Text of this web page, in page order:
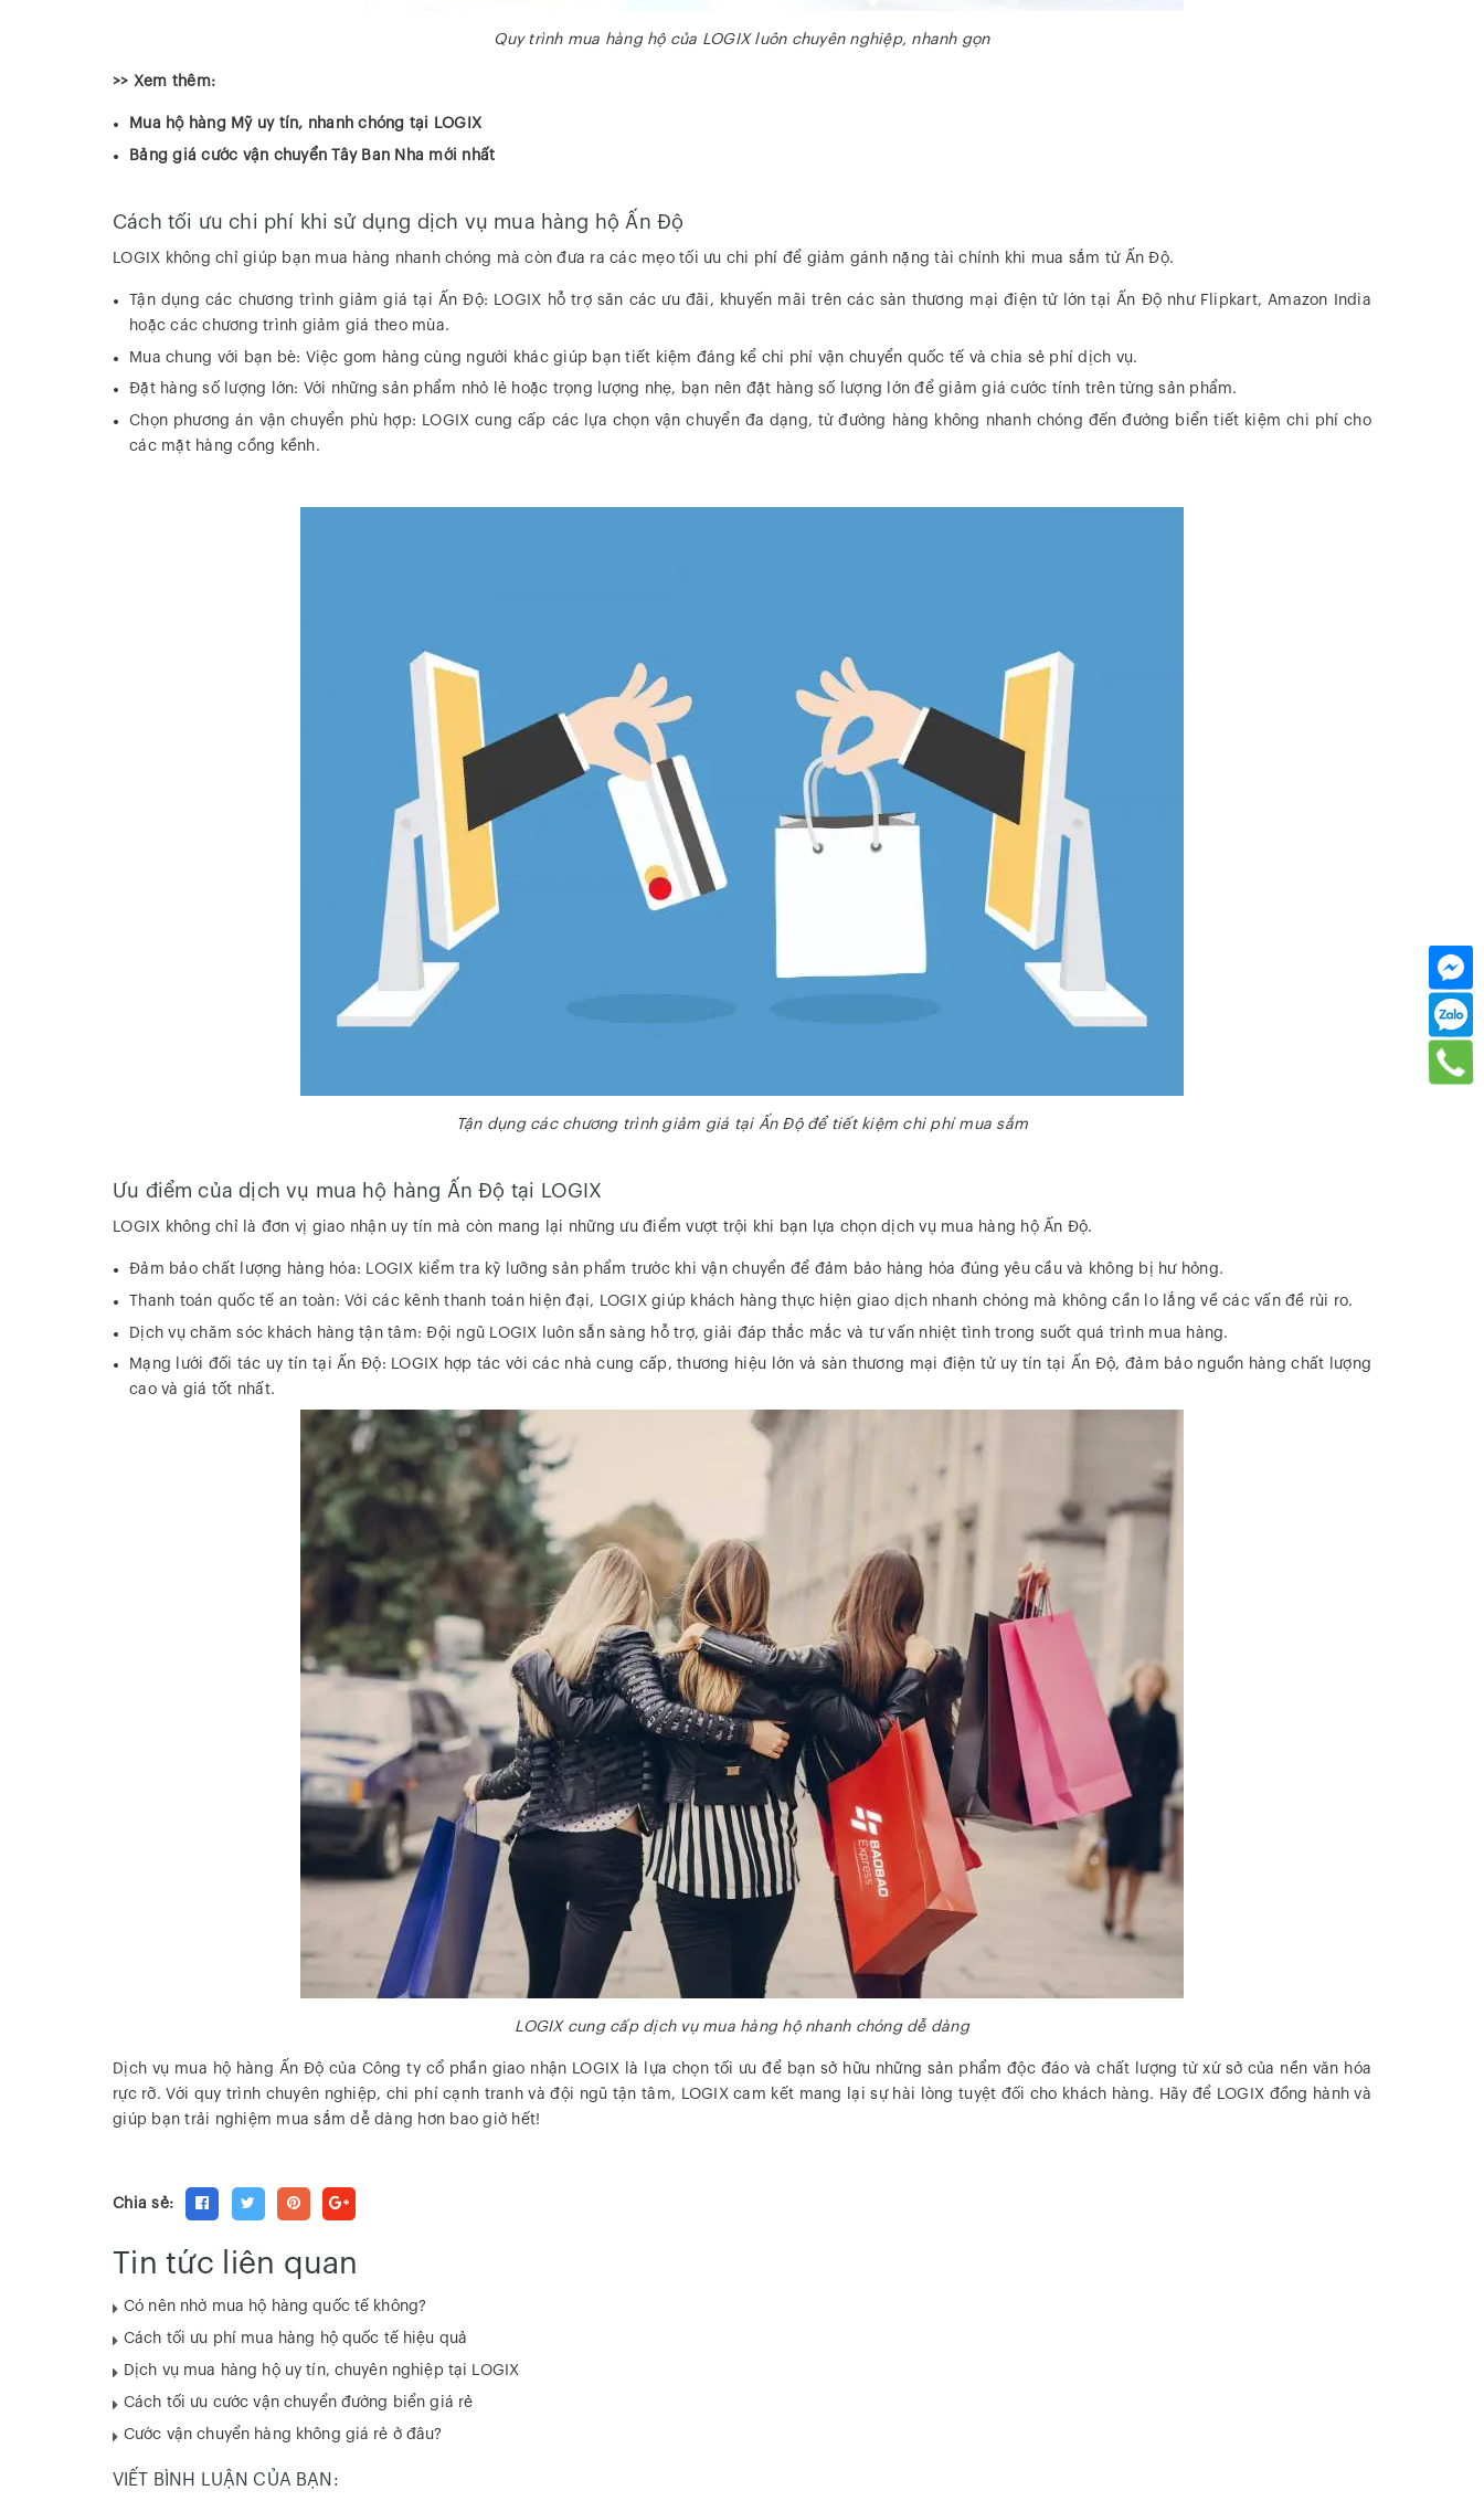
Quy trình mua hàng hộ của LOGIX luôn chuyên nghiệp, nhanh gọn
>> Xem thêm:
Mua hộ hàng Mỹ uy tín, nhanh chóng tại LOGIX
Bảng giá cước vận chuyển Tây Ban Nha mới nhất
Cách tối ưu chi phí khi sử dụng dịch vụ mua hàng hộ Ấn Độ
LOGIX không chỉ giúp bạn mua hàng nhanh chóng mà còn đưa ra các mẹo tối ưu chi phí để giảm gánh nặng tài chính khi mua sắm từ Ấn Độ.
Tận dụng các chương trình giảm giá tại Ấn Độ: LOGIX hỗ trợ săn các ưu đãi, khuyến mãi trên các sàn thương mại điện tử lớn tại Ấn Độ như Flipkart, Amazon India
hoặc các chương trình giảm giá theo mùa.
Mua chung với bạn bè: Việc gom hàng cùng người khác giúp bạn tiết kiệm đáng kể chi phí vận chuyển quốc tế và chia sẻ phí dịch vụ.
Đặt hàng số lượng lớn: Với những sản phẩm nhỏ lẻ hoặc trọng lượng nhẹ, bạn nên đặt hàng số lượng lớn để giảm giá cước tính trên từng sản phẩm.
Chọn phương án vận chuyển phù hợp: LOGIX cung cấp các lựa chọn vận chuyển đa dạng, từ đường hàng không nhanh chóng đến đường biển tiết kiệm chi phí cho
các mặt hàng cồng kềnh.
Tận dụng các chương trình giảm giá tại Ấn Độ để tiết kiệm chi phí mua sắm
Ưu điểm của dịch vụ mua hộ hàng Ấn Độ tại LOGIX
LOGIX không chỉ là đơn vị giao nhận uy tín mà còn mang lại những ưu điểm vượt trội khi bạn lựa chọn dịch vụ mua hàng hộ Ấn Độ.
Đảm bảo chất lượng hàng hóa: LOGIX kiểm tra kỹ lưỡng sản phẩm trước khi vận chuyển để đảm bảo hàng hóa đúng yêu cầu và không bị hư hỏng.
Thanh toán quốc tế an toàn: Với các kênh thanh toán hiện đại, LOGIX giúp khách hàng thực hiện giao dịch nhanh chóng mà không cần lo lắng về các vấn đề rủi ro.
Dịch vụ chăm sóc khách hàng tận tâm: Đội ngũ LOGIX luôn sẵn sàng hỗ trợ, giải đáp thắc mắc và tư vấn nhiệt tình trong suốt quá trình mua hàng.
Mạng lưới đối tác uy tín tại Ấn Độ: LOGIX hợp tác với các nhà cung cấp, thương hiệu lớn và sàn thương mại điện tử uy tín tại Ấn Độ, đảm bảo nguồn hàng chất lượng
cao và giá tốt nhất.
LOGIX cung cấp dịch vụ mua hàng hộ nhanh chóng dễ dàng
Dịch vụ mua hộ hàng Ấn Độ của Công ty cổ phần giao nhận LOGIX là lựa chọn tối ưu để bạn sở hữu những sản phẩm độc đáo và chất lượng từ xứ sở của nền văn hóa
rực rỡ. Với quy trình chuyên nghiệp, chi phí cạnh tranh và đội ngũ tận tâm, LOGIX cam kết mang lại sự hài lòng tuyệt đối cho khách hàng. Hãy để LOGIX đồng hành và
giúp bạn trải nghiệm mua sắm dễ dàng hơn bao giờ hết!
Chia sẻ:
Tin tức liên quan
Có nên nhờ mua hộ hàng quốc tế không?
Cách tối ưu phí mua hàng hộ quốc tế hiệu quả
Dịch vụ mua hàng hộ uy tín, chuyên nghiệp tại LOGIX
Cách tối ưu cước vận chuyển đường biển giá rẻ
Cước vận chuyển hàng không giá rẻ ở đâu?
VIẾT BÌNH LUẬN CỦA BẠN: